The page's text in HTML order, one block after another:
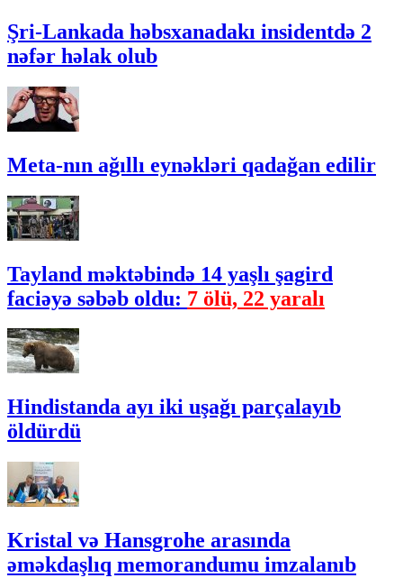
Şri-Lankada həbsxanadakı insidentdə 2
nəfər həlak olub
Meta-nın ağıllı eynəkləri qadağan edilir
Tayland məktəbində 14 yaşlı şagird
faciəyə səbəb oldu: 7 ölü, 22 yaralı
Hindistanda ayı iki uşağı parçalayıb
öldürdü
Kristal və Hansgrohe arasında
əməkdaşlıq memorandumu imzalanıb